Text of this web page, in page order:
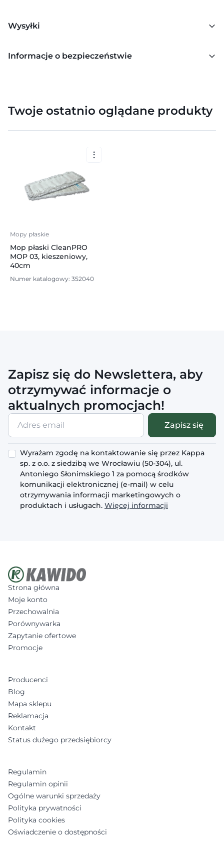
Wysyłki
Informacje o bezpieczeństwie
Twoje ostatnio oglądane produkty
Mopy płaskie
Mop płaski CleanPRO
MOP 03, kieszeniowy,
40cm
Numer katalogowy: 352040
Zapisz się do Newslettera, aby
otrzymywać informacje o
aktualnych promocjach!
Adres
email
Zapisz się
Wyrażam zgodę na kontaktowanie się przez Kappa
sp. z o.o. z siedzibą we Wrocławiu (50-304), ul.
Antoniego Słonimskiego 1 za pomocą środków
komunikacji elektronicznej (e-mail) w celu
otrzymywania informacji marketingowych o
produktach i usługach. Więcej informacji
Strona główna
Moje konto
Przechowalnia
Porównywarka
Zapytanie ofertowe
Promocje
Producenci
Blog
Mapa sklepu
Reklamacja
Kontakt
Status dużego przedsiębiorcy
Regulamin
Regulamin opinii
Ogólne warunki sprzedaży
Polityka prywatności
Polityka cookies
Oświadczenie o dostępności